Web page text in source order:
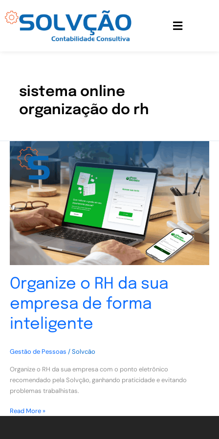
para
sistema online
organização do rh
Organize o RH da sua
empresa de forma
inteligente
Gestão de Pessoas /Solvcão
Organize o RH da sua empresa com o ponto eletrônico
recomendado pela Solvção, ganhando praticidade e evitando
problemas trabalhistas.
Organize
o
da
sua
empresa
de
forma
inteligente
Read More »